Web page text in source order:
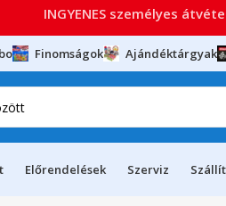
Finomságok Ajándéktárgyak
Előrendelések Szerviz
INGYENES személyes